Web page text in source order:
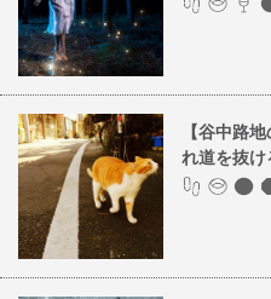
【谷中路
れ道を抜